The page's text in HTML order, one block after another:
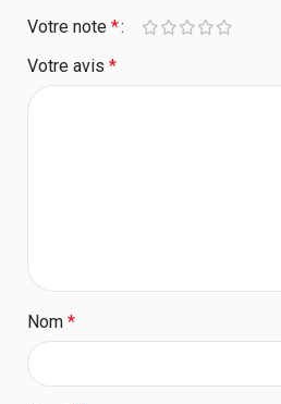
Votre note *
Votre avis *
Nom *